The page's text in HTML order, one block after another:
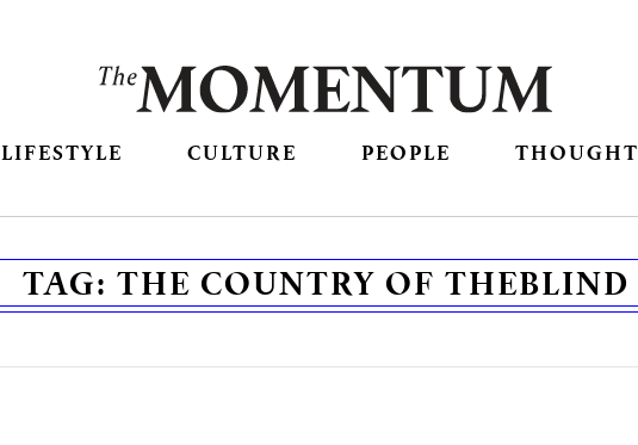
LIFESTYLE CULTURE PEOPLE THOUGHT
TAG: THE COUNTRY OF THEBLIND